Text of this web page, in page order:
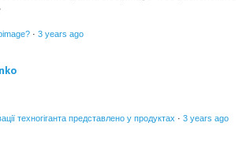
· 3 years ago
техногіганта представлено у продуктах · 3 years ago